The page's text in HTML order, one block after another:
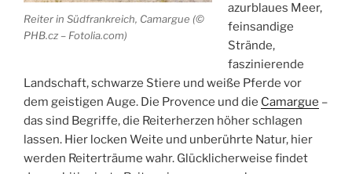
Reiter in Südfrankreich, Camargue (©
PHB.cz – Fotolia.com)
azurblaues Meer,
feinsandige
Strände,
faszinierende
Landschaft, schwarze Stiere und weiße Pferde vor
dem geistigen Auge. Die Provence und die Camargue –
das sind Begriffe, die Reiterherzen höher schlagen
lassen. Hier locken Weite und unberührte Natur, hier
werden Reiterträume wahr. Glücklicherweise findet